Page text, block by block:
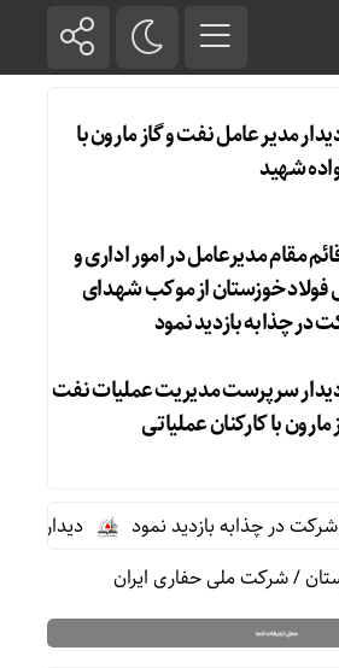
مدیر عامل نفت و گاز مارون با
شهید
مقام مدیرعامل در امور اداری و
فولاد خوزستان از موکب شهدای
در چذابه بازدید نمود
سرپرست مدیریت عملیات نفت
مارون با کارکنان عملیاتی
در چذابه بازدید نمود
دیدار
/شرکت ملی حفاری ایران